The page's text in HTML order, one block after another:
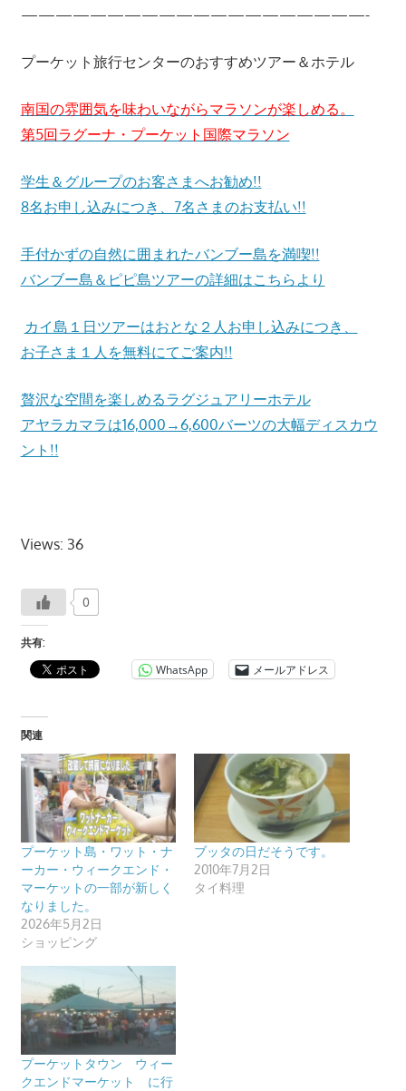
————————————————————-
プーケット旅行センターのおすすめツアー＆ホテル
南国の雰囲気を味わいながらマラソンが楽しめる。
第5回ラグーナ・プーケット国際マラソン
学生＆グループのお客さまへお勧め!!
8名お申し込みにつき、7名さまのお支払い!!
手付かずの自然に囲まれたバンブー島を満喫!!
バンブー島＆ピピ島ツアーの詳細はこちらより
カイ島１日ツアーはおとな２人お申し込みにつき、
お子さま１人を無料にてご案内!!
贅沢な空間を楽しめるラグジュアリーホテル
アヤラカマラは16,000→6,600バーツの大幅ディスカウ
ント!!
Views: 36
0
共有:
WhatsApp メールアドレス
関連
プーケット島・ワット・ナ
ーカー・ウィークエンド・
マーケットの一部が新しく
なりました。
2026年5月2日
ショッピング
ブッタの日だそうです。
2010年7月2日
タイ料理
プーケットタウン ウィー
クエンドマーケット に行